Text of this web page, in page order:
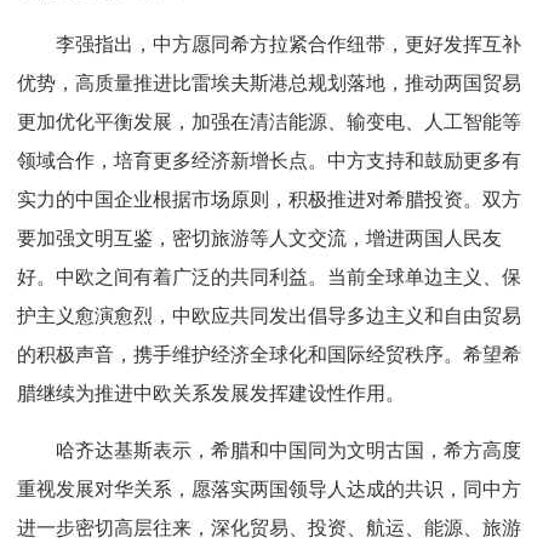
李强指出，中方愿同希方拉紧合作纽带，更好发挥互补
优势，高质量推进比雷埃夫斯港总规划落地，推动两国贸易
更加优化平衡发展，加强在清洁能源、输变电、人工智能等
领域合作，培育更多经济新增长点。中方支持和鼓励更多有
实力的中国企业根据市场原则，积极推进对希腊投资。双方
要加强文明互鉴，密切旅游等人文交流，增进两国人民友
好。中欧之间有着广泛的共同利益。当前全球单边主义、保
护主义愈演愈烈，中欧应共同发出倡导多边主义和自由贸易
的积极声音，携手维护经济全球化和国际经贸秩序。希望希
腊继续为推进中欧关系发展发挥建设性作用。
哈齐达基斯表示，希腊和中国同为文明古国，希方高度
重视发展对华关系，愿落实两国领导人达成的共识，同中方
进一步密切高层往来，深化贸易、投资、航运、能源、旅游